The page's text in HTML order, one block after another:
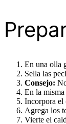
En una olla
Sella las
Consejo:
En la
Incorpora el
Agrega los
Vierte el